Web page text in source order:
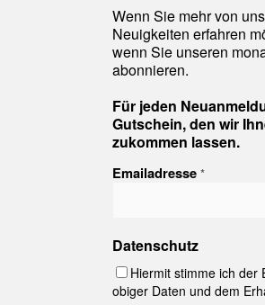
Wenn Sie mehr von
Neuigkeiten erfahren
wenn Sie unseren
abonnieren.
Für jeden
Gutschein, den wir
zukommen lassen.
Emailadresse*
Datenschutz
Hiermit stimme ich der
obiger Daten und dem